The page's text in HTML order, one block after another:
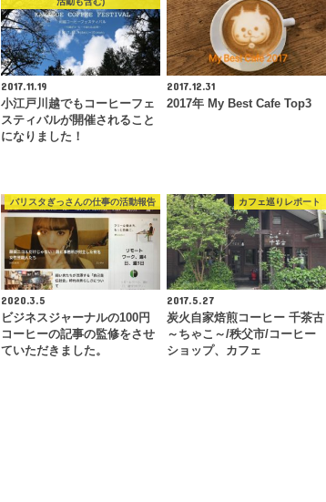
2017.11.19
小江戸川越でもコーヒーフェ
スティバルが開催されること
になりました！
2017.12.31
2017年 My Best Cafe Top3
バリスタぎっさんの仕事の活動報告
2020.3.5
ビジネスジャーナルの100円
コーヒーの記事の監修をさせ
ていただきました。
カフェ巡りレポート
2017.5.27
炭火自家焙煎コーヒー 千茶古
～ちゃこ～/秩父市/コーヒー
ショップ、カフェ